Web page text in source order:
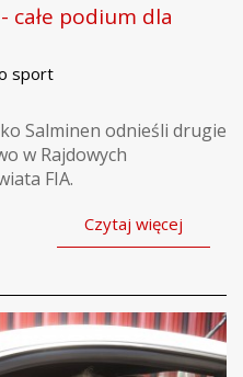
całe podium dla
sport
Salminen odnieśli drugie
w Rajdowych
FIA.
Czytaj więcej